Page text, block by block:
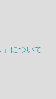
」について